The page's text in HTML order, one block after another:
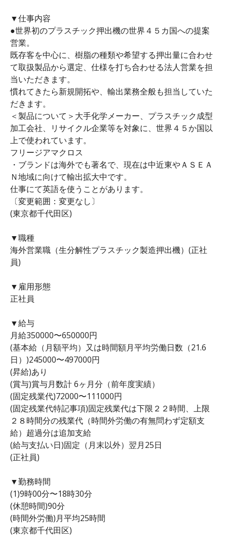
▼仕事内容
●世界初のプラスチック押出機の世界４５カ国への提案
営業。
既存客を中心に、樹脂の種類や希望する押出量に合わせ
て取扱製品から選定、仕様を打ち合わせる法人営業を担
当いただきます。
慣れてきたら新規開拓や、輸出業務全般も担当していた
だきます。
＜製品について＞大手化学メーカー、プラスチック成型
加工会社、リサイクル企業等を対象に、世界４５か国以
上で使われています。
フリージアマクロス
・ブランドは海外でも著名で、現在は中近東やＡＳＥＡ
Ｎ地域に向けて輸出拡大中です。
仕事にて英語を使うことがあります。
〔変更範囲：変更なし〕
(東京都千代田区)
▼職種
海外営業職（生分解性プラスチック製造押出機）(正社
員)
▼雇用形態
正社員
▼給与
月給350000〜650000円
(基本給（月額平均）又は時間額月平均労働日数（21.6
日）)245000〜497000円
(昇給)あり
(賞与)賞与月数計 6ヶ月分（前年度実績）
(固定残業代)72000〜111000円
(固定残業代特記事項)固定残業代は下限２２時間、上限
２８時間分の残業代（時間外労働の有無問わず定額支
給）超過分は追加支給
(給与支払い日)固定（月末以外）翌月25日
(正社員)
▼勤務時間
(1)9時00分〜18時30分
(休憩時間)90分
(時間外労働)月平均25時間
(東京都千代田区)